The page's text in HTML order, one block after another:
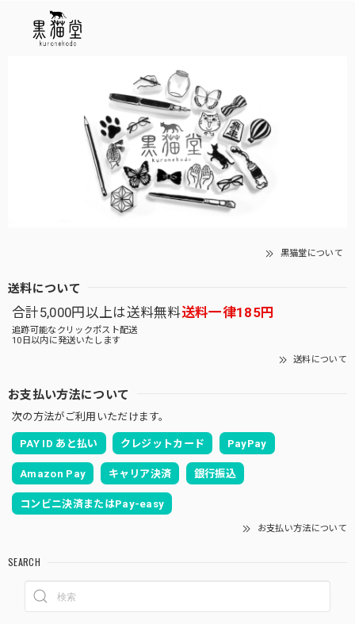
黒猫堂について
送料について
合計5,000円以上は送料無料送料一律185円
追跡可能なクリックポスト配送
10日以内に発送いたします
送料について
お支払い方法について
次の方法がご利用いただけます。
PAY ID あと払い クレジットカード PayPay
Amazon Pay キャリア決済 銀行振込
コンビニ決済またはPay-easy
お支払い方法について
SEARCH